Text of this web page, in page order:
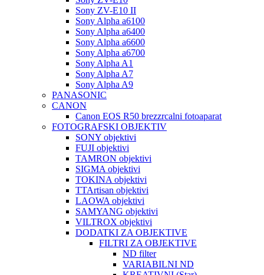
Sony ZV-E10 II
Sony Alpha a6100
Sony Alpha a6400
Sony Alpha a6600
Sony Alpha a6700
Sony Alpha A1
Sony Alpha A7
Sony Alpha A9
PANASONIC
CANON
Canon EOS R50 brezzrcalni fotoaparat
FOTOGRAFSKI OBJEKTIV
SONY objektivi
FUJI objektivi
TAMRON objektivi
SIGMA objektivi
TOKINA objektivi
TTArtisan objektivi
LAOWA objektivi
SAMYANG objektivi
VILTROX objektivi
DODATKI ZA OBJEKTIVE
FILTRI ZA OBJEKTIVE
ND filter
VARIABILNI ND